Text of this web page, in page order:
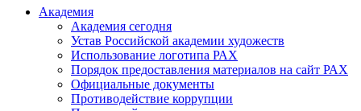
Академия
Академия сегодня
Устав Российской академии художеств
Использование логотипа РАХ
Порядок предоставления материалов на сайт РАХ
Официальные документы
Противодействие коррупции